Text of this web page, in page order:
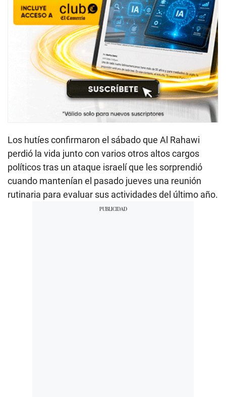
Los hutíes confirmaron el sábado que Al Rahawi
perdió la vida junto con varios otros altos cargos
políticos tras un ataque israelí que les sorprendió
cuando mantenían el pasado jueves una reunión
rutinaria para evaluar sus actividades del último año.